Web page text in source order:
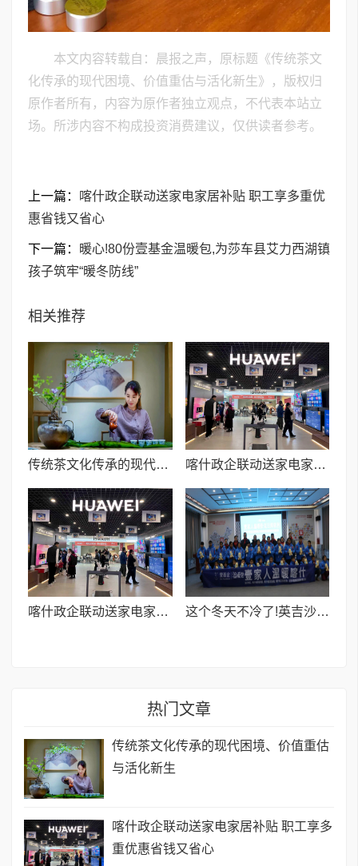
本文内容转载自：晨报之声，原标题《传统茶文
化传承的现代困境、价值重估与活化新生》，版权归
原作者所有，内容为原作者独立观点，不代表本站立
场。所涉内容不构成投资消费建议，仅供读者参考。
上一篇：
喀什政企联动送家电家居补贴 职工享多重优
惠省钱又省心
下一篇：
暖心!80份壹基金温暖包,为莎车县艾力西湖镇
孩子筑牢“暖冬防线”
相关推荐
传统茶文化传承的现代困境、价值重估与活化新生 喀什政企联动送家电家居补贴 职工享多重优惠省钱又省心
喀什政企联动送家电家居补贴 职工享多重优惠省钱又省心 这个冬天不冷了!英吉沙县芒辛镇60名乡村儿童收到装满爱心的“慈善暖心包”
热门文章
传统茶文化传承的现代困境、价值重估
与活化新生
喀什政企联动送家电家居补贴 职工享多
重优惠省钱又省心